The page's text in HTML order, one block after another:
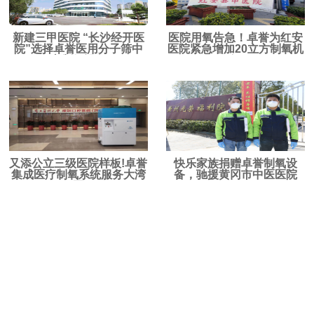
新建三甲医院 “长沙经开医
院”选择卓誉医用分子筛中
医院用氧告急！卓誉为红安
医院紧急增加20立方制氧机
又添公立三级医院样板!卓誉
集成医疗制氧系统服务大湾
快乐家族捐赠卓誉制氧设
备，驰援黄冈市中医医院